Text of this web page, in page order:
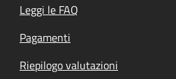
Leggi le FAQ
Pagamenti
Riepilogo valutazioni